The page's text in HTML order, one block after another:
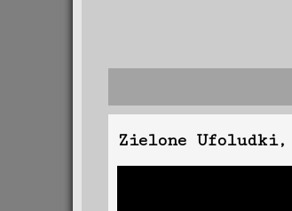
Zielone Ufoludki,